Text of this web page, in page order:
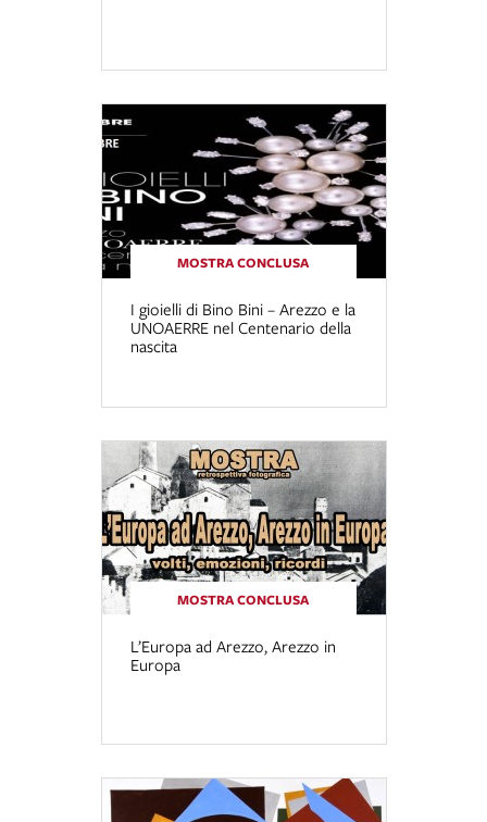
MOSTRA CONCLUSA
I gioielli di Bino Bini – Arezzo e la
UNOAERRE nel Centenario della
nascita
MOSTRA CONCLUSA
L’Europa ad Arezzo, Arezzo in
Europa